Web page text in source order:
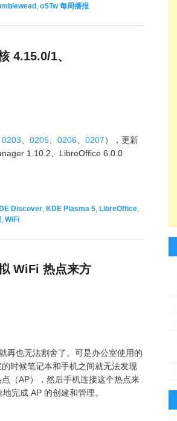
, oSTw 每周播报
4.15.0/1、
0203 0205 0206 0207），更新
1.10.2、LibreOffice 6.0.0
Discover, KDE Plasma 5, LibreOffice,
, WiFi
WiFi 热点来方
再也无法割舍了。可是办公室使用的
时候笔记本和手机之间就无法发现
（AP），然后手机连接这个热点来
完成 AP 的创建和管理。